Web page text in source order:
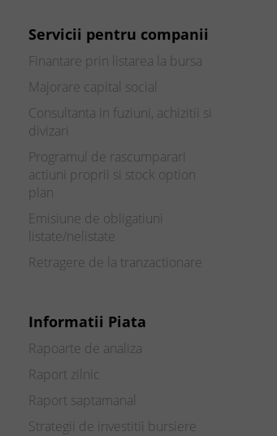
Servicii pentru companii
Finantare prin listarea la bursa
Majorare capital social
Consultanta in fuziuni, achizitii si
divizari
Programul de rascumparari
actiuni proprii si stock option
plan
Emisiune de obligatiuni
listate/nelistate
Retragere de la tranzactionare
Informatii Piata
Rapoarte de analiza
Raport zilnic
Raport saptamanal
Strategii de investitii bursiere